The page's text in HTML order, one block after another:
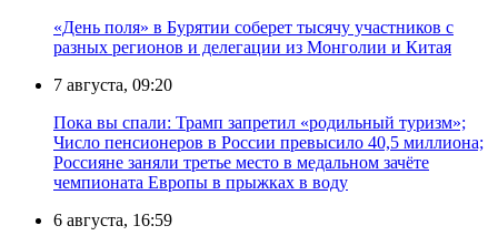
«День поля» в Бурятии соберет тысячу участников с
разных регионов и делегации из Монголии и Китая
7 августа, 09:20
Пока вы спали: Трамп запретил «родильный туризм»;
Число пенсионеров в России превысило 40,5 миллиона;
Россияне заняли третье место в медальном зачёте
чемпионата Европы в прыжках в воду
6 августа, 16:59